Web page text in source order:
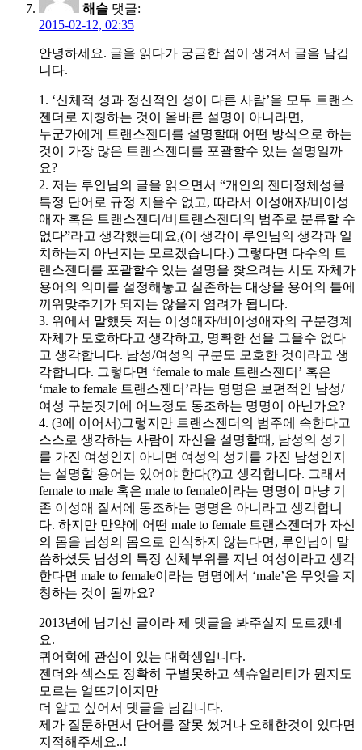
해슬 댓글:
2015-02-12, 02:35
안녕하세요. 글을 읽다가 궁금한 점이 생겨서 글을 남깁
니다.
1. ‘신체적 성과 정신적인 성이 다른 사람’을 모두 트랜스
젠더로 지칭하는 것이 올바른 설명이 아니라면,
누군가에게 트랜스젠더를 설명할때 어떤 방식으로 하는
것이 가장 많은 트랜스젠더를 포괄할수 있는 설명일까
요?
2. 저는 루인님의 글을 읽으면서 “개인의 젠더정체성을
특정 단어로 규정 지을수 없고, 따라서 이성애자/비이성
애자 혹은 트랜스젠더/비트랜스젠더의 범주로 분류할 수
없다”라고 생각했는데요,(이 생각이 루인님의 생각과 일
치하는지 아닌지는 모르겠습니다.) 그렇다면 다수의 트
랜스젠더를 포괄할수 있는 설명을 찾으려는 시도 자체가
용어의 의미를 설정해놓고 실존하는 대상을 용어의 틀에
끼워맞추기가 되지는 않을지 염려가 됩니다.
3. 위에서 말했듯 저는 이성애자/비이성애자의 구분경계
자체가 모호하다고 생각하고, 명확한 선을 그을수 없다
고 생각합니다. 남성/여성의 구분도 모호한 것이라고 생
각합니다. 그렇다면 ‘female to male 트랜스젠더’ 혹은
‘male to female 트랜스젠더’라는 명명은 보편적인 남성/
여성 구분짓기에 어느정도 동조하는 명명이 아닌가요?
4. (3에 이어서)그렇지만 트랜스젠더의 범주에 속한다고
스스로 생각하는 사람이 자신을 설명할때, 남성의 성기
를 가진 여성인지 아니면 여성의 성기를 가진 남성인지
는 설명할 용어는 있어야 한다(?)고 생각합니다. 그래서
female to male 혹은 male to female이라는 명명이 마냥 기
존 이성애 질서에 동조하는 명명은 아니라고 생각합니
다. 하지만 만약에 어떤 male to female 트랜스젠더가 자신
의 몸을 남성의 몸으로 인식하지 않는다면, 루인님이 말
씀하셨듯 남성의 특정 신체부위를 지닌 여성이라고 생각
한다면 male to female이라는 명명에서 ‘male’은 무엇을 지
칭하는 것이 될까요?
2013년에 남기신 글이라 제 댓글을 봐주실지 모르겠네
요.
퀴어학에 관심이 있는 대학생입니다.
젠더와 섹스도 정확히 구별못하고 섹슈얼리티가 뭔지도
모르는 얼뜨기이지만
더 알고 싶어서 댓글을 남깁니다.
제가 질문하면서 단어를 잘못 썼거나 오해한것이 있다면
지적해주세요..!